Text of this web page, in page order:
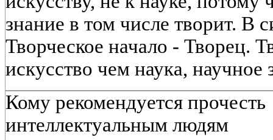
знание в том числе творит. В
Творческое начало - Творец.
искусство чем наука,
Кому рекомендуется прочесть
интеллектуальным людям